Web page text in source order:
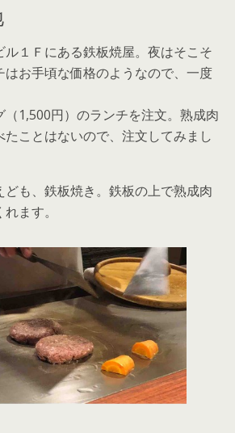
ル１Ｆにある鉄板焼屋。夜はそこそ
はお手頃な価格のようなので、一度
1,500円）のランチを注文。熟成肉
ことはないので、注文してみまし
も、鉄板焼き。鉄板の上で熟成肉
ます。